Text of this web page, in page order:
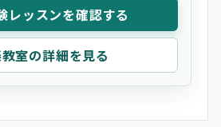
レッスンを確認する
室の詳細を見る